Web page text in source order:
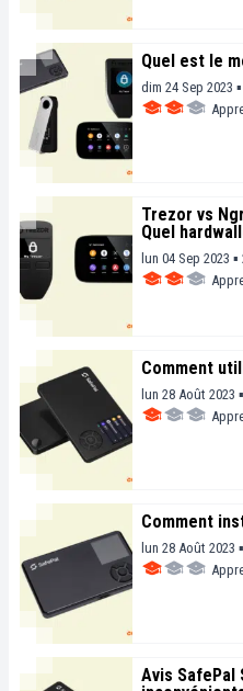
Quel est le
dim 24 Sep 2023
Trezor vs
Quel
lun 04 Sep 2023
Comment
lun 28 Août 2023
Comment
lun 28 Août 2023
Avis SafePal